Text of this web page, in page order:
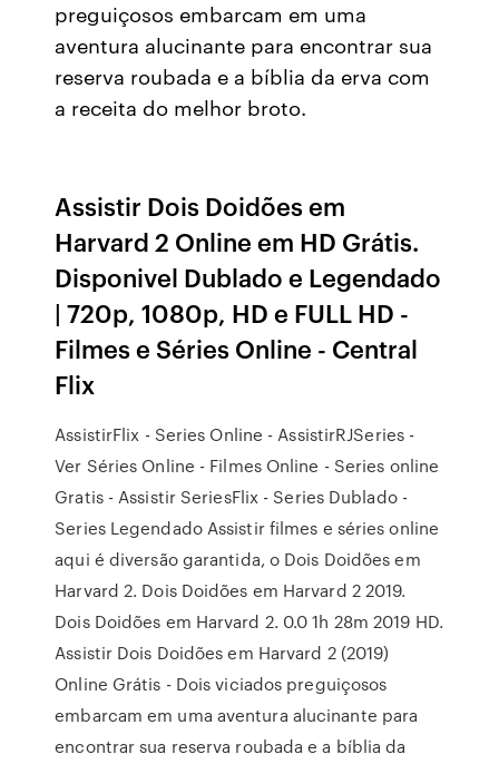
preguiçosos embarcam em uma
aventura alucinante para encontrar sua
reserva roubada e a bíblia da erva com
a receita do melhor broto.
Assistir Dois Doidões em
Harvard 2 Online em HD Grátis.
Disponivel Dublado e Legendado
| 720p, 1080p, HD e FULL HD -
Filmes e Séries Online - Central
Flix
AssistirFlix - Series Online - AssistirRJSeries -
Ver Séries Online - Filmes Online - Series online
Gratis - Assistir SeriesFlix - Series Dublado -
Series Legendado Assistir filmes e séries online
aqui é diversão garantida, o Dois Doidões em
Harvard 2. Dois Doidões em Harvard 2 2019.
Dois Doidões em Harvard 2. 0.0 1h 28m 2019 HD.
Assistir Dois Doidões em Harvard 2 (2019)
Online Grátis - Dois viciados preguiçosos
embarcam em uma aventura alucinante para
encontrar sua reserva roubada e a bíblia da